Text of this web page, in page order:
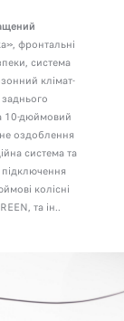
фронтальні
система
клімат-
10-дюймовий
оздоблення
система та
колісні
та ін..